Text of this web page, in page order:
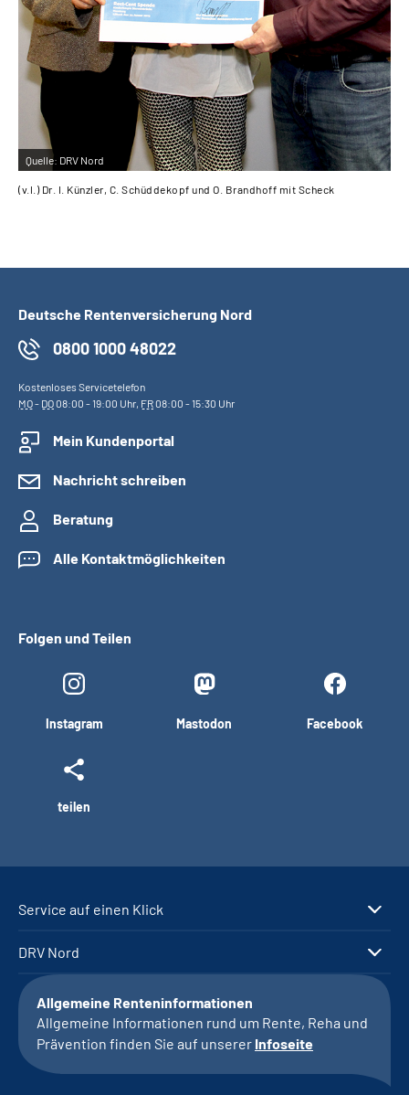
Quelle: DRV Nord
(v.l.) Dr. I. Künzler, C. Schüddekopf und O. Brandhoff mit Scheck
Deutsche Rentenversicherung Nord
0800 1000 48022
Kostenloses Servicetelefon
MO- DO08:00 - 19:00 Uhr, FR08:00 - 15:30 Uhr
Mein Kundenportal
Nachricht schreiben
Beratung
Alle Kontaktmöglichkeiten
Folgen und Teilen
Instagram Mastodon Facebook
teilen
Service auf einen Klick
DRV Nord
Allgemeine Renteninformationen
Allgemeine Informationen rund um Rente, Reha und
Prävention finden Sie auf unserer Infoseite